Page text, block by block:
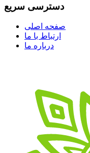
دسترسی سریع
صفحه اصلی
ارتباط با ما
درباره ما